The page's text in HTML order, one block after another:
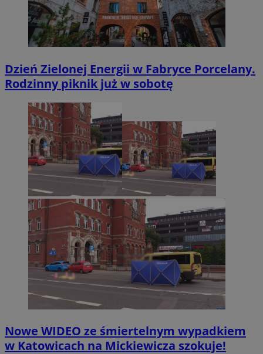
Dzień Zielonej Energii w Fabryce Porcelany.
Rodzinny piknik już w sobotę
Nowe WIDEO ze śmiertelnym wypadkiem
w Katowicach na Mickiewicza szokuje!